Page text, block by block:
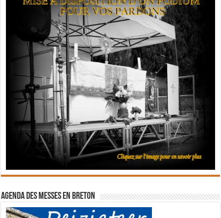
Agenda des messes en breton